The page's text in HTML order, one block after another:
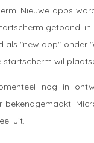
Nieuwe apps
getoond:
als "new app" onder
startscherm wil
nog in
bekendgemaakt.
uit.